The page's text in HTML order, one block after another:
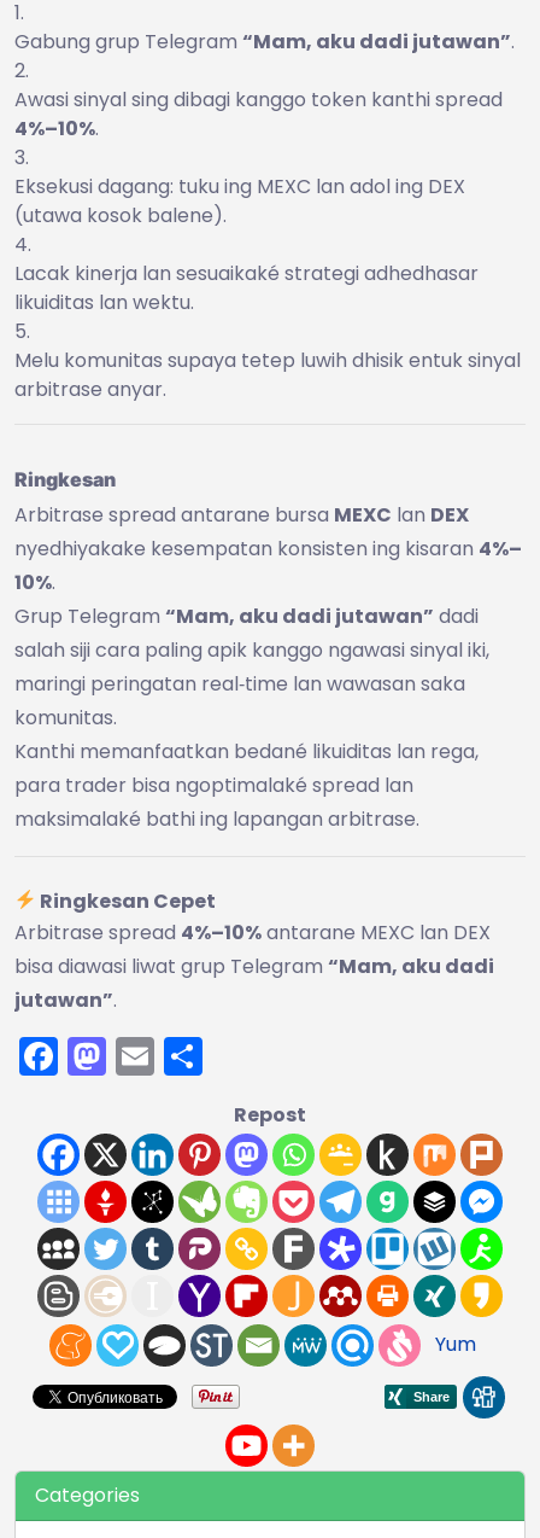
Gabung grup Telegram “Mam, aku dadi jutawan”.
Awasi sinyal sing dibagi kanggo token kanthi spread
4%–10%.
Eksekusi dagang: tuku ing MEXC lan adol ing DEX
(utawa kosok balene).
Lacak kinerja lan sesuaikaké strategi adhedhasar
likuiditas lan wektu.
Melu komunitas supaya tetep luwih dhisik entuk sinyal
arbitrase anyar.
Ringkesan
Arbitrase spread antarane bursa MEXC lan DEX
nyedhiyakake kesempatan konsisten ing kisaran 4%–
10%.
Grup Telegram “Mam, aku dadi jutawan” dadi
salah siji cara paling apik kanggo ngawasi sinyal iki,
maringi peringatan real‑time lan wawasan saka
komunitas.
Kanthi memanfaatkan bedané likuiditas lan rega,
para trader bisa ngoptimalaké spread lan
maksimalaké bathi ing lapangan arbitrase.
Ringkesan Cepet
Arbitrase spread 4%–10%antarane MEXC lan DEX
bisa diawasi liwat grup Telegram “Mam, aku dadi
jutawan”.
Facebook
Mastodon
Email
Repost
Yum
Categories